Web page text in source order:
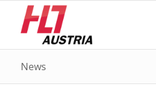
News